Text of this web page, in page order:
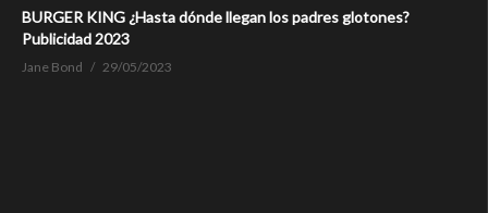
BURGER KING ¿Hasta dónde llegan los padres glotones?
Publicidad 2023
Jane Bond 29/05/2023